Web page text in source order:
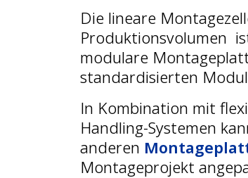
Die lineare
Produktionsvolumen
modulare
standardisierten
In Kombination mit
Handling-Systemen
anderen
Montageprojekt